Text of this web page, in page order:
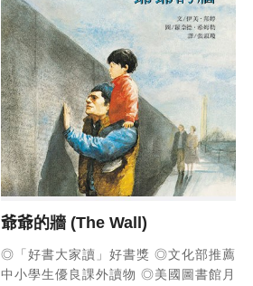
爺爺的牆 (The Wall)
◎「好書大家讀」好書獎 ◎文化部推薦
中小學生優良課外讀物 ◎美國圖書館月